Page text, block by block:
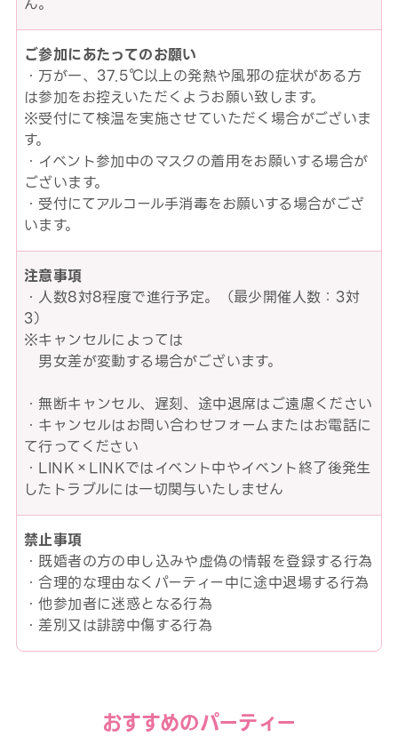
ご参加にあたってのお願い
・万が一、37.5℃以上の発熱や風邪の症状がある方
は参加をお控えいただくようお願い致します。
※受付にて検温を実施させていただく場合がございま
す。
・イベント参加中のマスクの着用をお願いする場合が
ございます。
・受付にてアルコール手消毒をお願いする場合がござ
います。
注意事項
・人数8対8程度で進行予定。（最少開催人数：3対
3）
※キャンセルによっては
男女差が変動する場合がございます。
・無断キャンセル、遅刻、途中退席はご遠慮ください
・キャンセルはお問い合わせフォームまたはお電話に
て行ってください
・LINK×LINKではイベント中やイベント終了後発生
したトラブルには一切関与いたしません
禁止事項
・既婚者の方の申し込みや虚偽の情報を登録する行為
・合理的な理由なくパーティー中に途中退場する行為
・他参加者に迷惑となる行為
・差別又は誹謗中傷する行為
おすすめのパーティー